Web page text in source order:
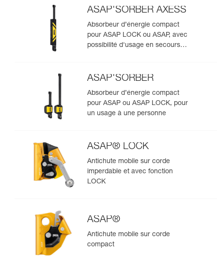
ASAP'SORBER AXESS
Absorbeur d’énergie compact
pour ASAP LOCK ou ASAP, avec
possibilité d'usage en secours
ASAP'SORBER
Absorbeur d’énergie compact
pour ASAP ou ASAP LOCK, pour
un usage à une personne
ASAP® LOCK
Antichute mobile sur corde
imperdable et avec fonction
LOCK
ASAP®
Antichute mobile sur corde
compact